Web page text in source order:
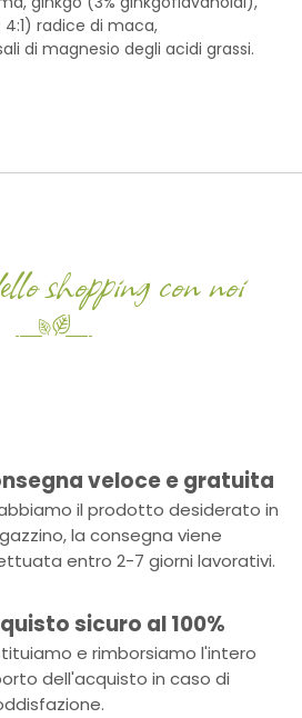
radice di maca,
di magnesio degli acidi grassi.
shopping con noi
veloce e gratuita
il prodotto desiderato in
la consegna viene
entro 2-7 giorni lavorativi.
sicuro al 100%
e rimborsiamo l'intero
dell'acquisto in caso di